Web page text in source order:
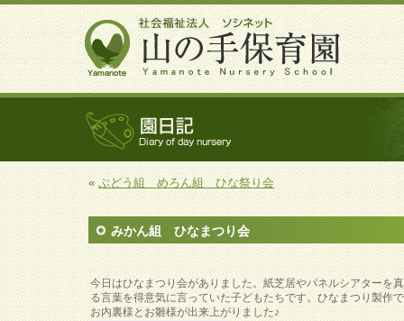
«ぶどう組 めろん組 ひな祭り会
みかん組 ひなまつり会
今日はひなまつり会がありました。紙芝居やパネルシアターを
る言葉を得意気に言っていた子どもたちです。ひなまつり製作
お内裏様とお雛様が出来上がりました♪